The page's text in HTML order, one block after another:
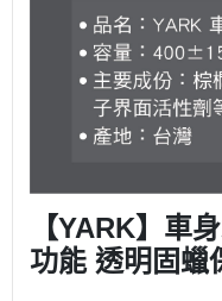
【YARK】車
功能 透明固蠟